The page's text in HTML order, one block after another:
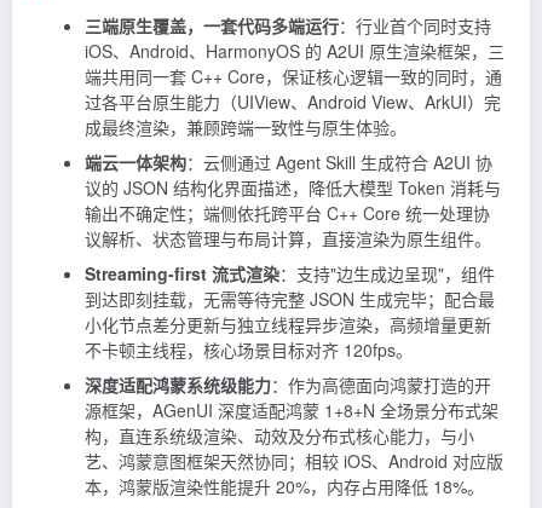
三端原生覆盖，一套代码多端运行：行业首个同时支持
iOS、Android、HarmonyOS 的 A2UI 原生渲染框架，三
端共用同一套 C++ Core，保证核心逻辑一致的同时，通
过各平台原生能力（UIView、Android View、ArkUI）完
成最终渲染，兼顾跨端一致性与原生体验。
端云一体架构：云侧通过 Agent Skill 生成符合 A2UI 协
议的 JSON 结构化界面描述，降低大模型 Token 消耗与
输出不确定性；端侧依托跨平台 C++ Core 统一处理协
议解析、状态管理与布局计算，直接渲染为原生组件。
Streaming-first 流式渲染：支持"边生成边呈现"，组件
到达即刻挂载，无需等待完整 JSON 生成完毕；配合最
小化节点差分更新与独立线程异步渲染，高频增量更新
不卡顿主线程，核心场景目标对齐 120fps。
深度适配鸿蒙系统级能力：作为高德面向鸿蒙打造的开
源框架，AGenUI 深度适配鸿蒙 1+8+N 全场景分布式架
构，直连系统级渲染、动效及分布式核心能力，与小
艺、鸿蒙意图框架天然协同；相较 iOS、Android 对应版
本，鸿蒙版渲染性能提升 20%，内存占用降低 18%。